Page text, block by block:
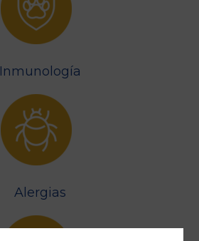
Inmunología
Alergias